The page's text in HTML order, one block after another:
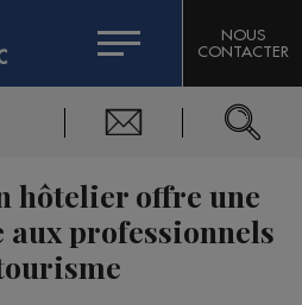
DE L'EXPERT
MACHINERY
DOMAINES SKIABLES
BIGARD
DU MONT-BLANC
NOUS
CONTACTER
hôtelier offre une
aux professionnels